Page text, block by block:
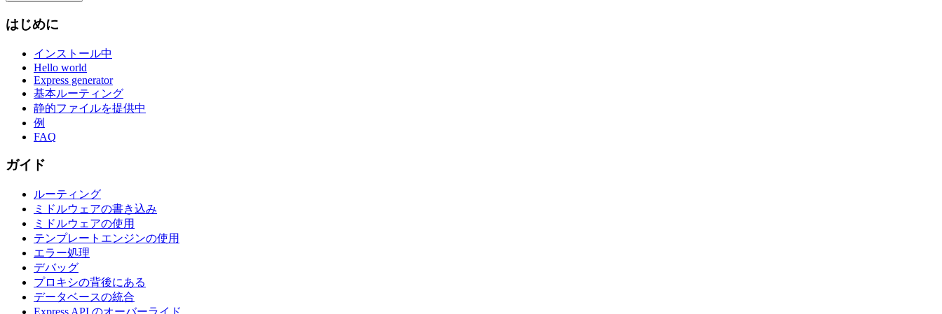
はじめに
インストール中
Hello world
Express generator
基本ルーティング
静的ファイルを提供中
例
FAQ
ガイド
ルーティング
ミドルウェアの書き込み
ミドルウェアの使用
テンプレートエンジンの使用
エラー処理
デバッグ
プロキシの背後にある
データベースの統合
Express API のオーバーライド